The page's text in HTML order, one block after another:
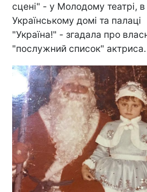
сцені" - у Молодому театрі, в
Українському домі та палаці
"Україна!" - згадала про
"послужний список" актриса.